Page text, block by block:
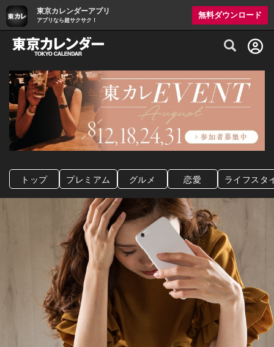
東京カレンダーアプリ
アプリなら超サクサク！
無料ダウンロード
グルメ情報・プレミアムレストラン予約
トップ プレミアム グルメ 恋愛 ライフスタ